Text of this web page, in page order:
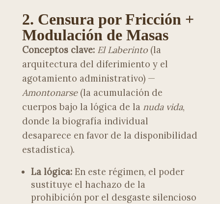
2. Censura por Fricción +
Modulación de Masas
Conceptos clave: El Laberinto(la
arquitectura del diferimiento y el
agotamiento administrativo) —
Amontonarse(la acumulación de
cuerpos bajo la lógica de la nuda vida,
donde la biografía individual
desaparece en favor de la disponibilidad
estadística).
La lógica:En este régimen, el poder
sustituye el hachazo de la
prohibición por el desgaste silencioso